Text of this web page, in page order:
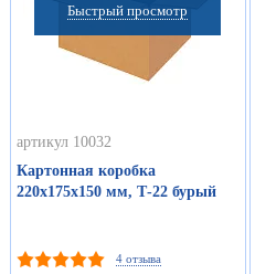
Быстрый просмотр
артикул 10032
Картонная коробка
220х175х150 мм, Т-22 бурый
4 отзыва